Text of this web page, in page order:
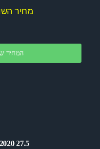
מחיר השוק:
המחיר
27.5